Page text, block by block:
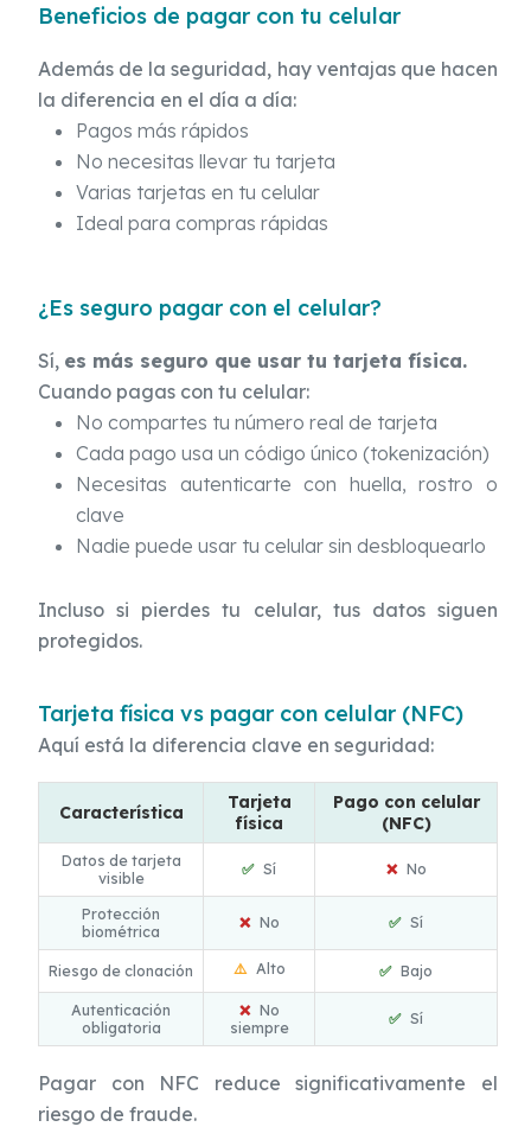
Beneficios de pagar con tu celular
Además de la seguridad, hay ventajas que hacen
la diferencia en el día a día:
Pagos más rápidos
No necesitas llevar tu tarjeta
Varias tarjetas en tu celular
Ideal para compras rápidas
¿Es seguro pagar con el celular?
Sí, es más seguro que usar tu tarjeta física.
Cuando pagas con tu celular:
No compartes tu número real de tarjeta
Cada pago usa un código único (tokenización)
Necesitas autenticarte con huella, rostro o
clave
Nadie puede usar tu celular sin desbloquearlo
Incluso si pierdes tu celular, tus datos siguen
protegidos.
Tarjeta física vs pagar con celular (NFC)
Aquí está la diferencia clave en seguridad:
Característica
Tarjeta
física
Pago con celular
(NFC)
Datos de tarjeta
visible
✅ Sí ❌ No
Protección
biométrica
❌ No ✅ Sí
Riesgo de clonación ⚠️ Alto ✅ Bajo
Autenticación
obligatoria
❌ No
siempre
✅ Sí
Pagar con NFC reduce significativamente el
riesgo de fraude.